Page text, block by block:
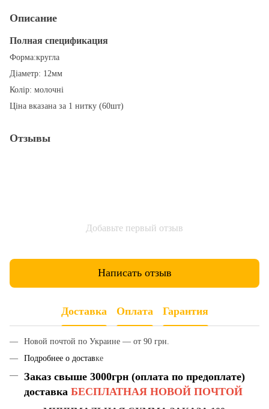
Описание
Полная спецификация
Форма:кругла
Діаметр: 12мм
Колір: молочні
Ціна вказана за 1 нитку (60шт)
Отзывы
Добавьте первый отзыв
Написать отзыв
Доставка Оплата Гарантия
Новой почтой по Украине — от 90 грн.
Подробнее о доставке
Заказ свыше 3000грн (оплата по предоплате)
доставка БЕСПЛАТНАЯ НОВОЙ ПОЧТОЙ